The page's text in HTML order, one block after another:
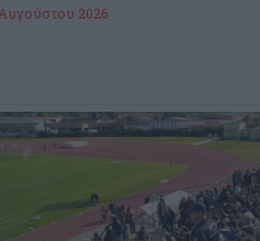
2026